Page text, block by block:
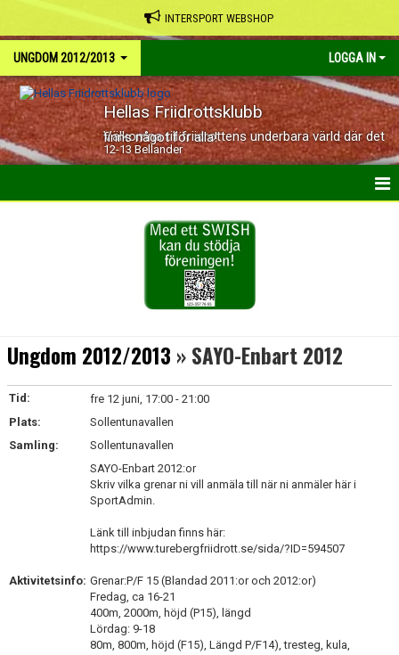
INTERSPORT WEBSHOP
UNGDOM 2012/2013 LOGGA IN
Hellas Friidrottsklubb
Välkomna till friidrottens underbara värld där det finns något för alla!
12-13 Bellander
Ungdom 2012/2013 » SAYO-Enbart 2012
Tid:
fre 12 juni, 17:00 - 21:00
Plats:
Sollentunavallen
Samling:
Sollentunavallen
Aktivitetsinfo:
SAYO-Enbart 2012:or
Skriv vilka grenar ni vill anmäla till när ni anmäler här i
SportAdmin.
Länk till inbjudan finns här:
https://www.turebergfriidrott.se/sida/?ID=594507
Grenar:P/F 15 (Blandad 2011:or och 2012:or)
Fredag, ca 16-21
400m, 2000m, höjd (P15), längd
Lördag: 9-18
80m, 800m, höjd (F15), Längd P/F14), tresteg, kula,